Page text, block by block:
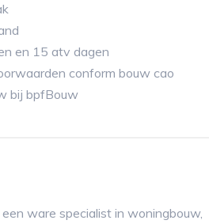
en 15 atv dagen
conform bouw cao
bij bpfBouw
ware specialist in woningbouw,